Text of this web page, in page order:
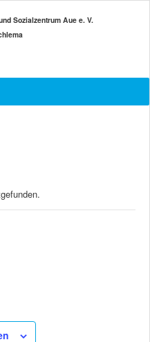
Sozialzentrum Aue e. V.